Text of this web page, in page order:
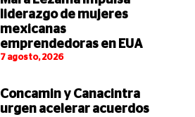
liderazgo de mujeres
mexicanas
emprendedoras en EUA
7 agosto, 2026
Concamin y Canacintra
urgen acelerar acuerdos